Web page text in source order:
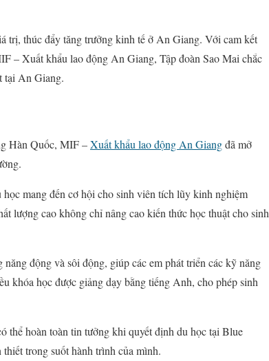
trị, thúc đẩy tăng trưởng kinh tế ở An Giang. Với cam kết
– Xuất khẩu lao động An Giang, Tập đoàn Sao Mai chắc
tại An Giang.
Hàn Quốc, MIF –Xuất khẩu lao động An Giangđã mở
mang đến cơ hội cho sinh viên tích lũy kinh nghiệm
lượng cao không chỉ nâng cao kiến thức học thuật cho sinh
động và sôi động, giúp các em phát triển các kỹ năng
khóa học được giảng dạy bằng tiếng Anh, cho phép sinh
thể hoàn toàn tin tưởng khi quyết định du học tại Blue
trong suốt hành trình của mình.